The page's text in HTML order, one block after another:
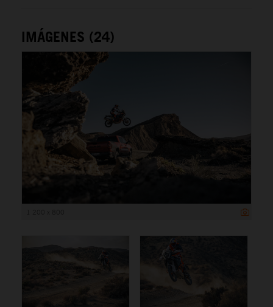
IMÁGENES (24)